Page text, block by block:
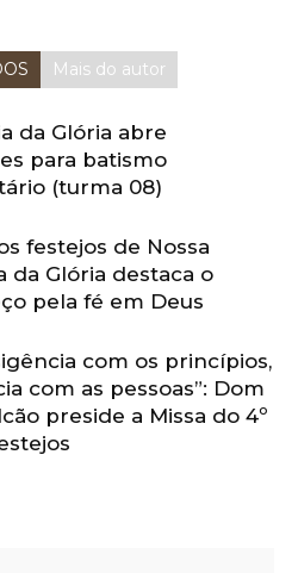
Mais do autor
da Glória abre
para batismo
(turma 08)
festejos de Nossa
da Glória destaca o
pela fé em Deus
com os princípios,
com as pessoas”: Dom
preside a Missa do 4º